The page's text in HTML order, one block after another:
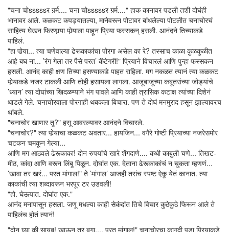
"चना चोsssssर गर्र्म.... चना चोsssssर गर्र्म...." हाक कानावर पडली तशी दोघंही
भानावर आले. कळकट कपड्यातल्या, मानेवरून पोटावर बांधलेल्या पोटलीत चनाचोरचं
साहित्य घेऊन फिरणार्‍या पोर्‍याला पाहून प्रिया फस्सकन् हसली. आनंदने तिच्याकडे
पाहिलं.
"हा पोर्‍या... त्या चणेवाल्या ढेरूकाकांचा पोरगा असेल का रे? तस्साच काळा कुळकुळीत
आहे बघ ना... ’रंग गेला तर पैसे परत’ कॅटेगरी!" प्रियाने विचारलं आणि पुन्हा फस्सकन
हसली. आनंद काही क्षण तिच्या हसण्याकडे पाहत राहिला. मग नकळत त्यानं त्या कळकट
पोर्‍याकडे नजर टाकली आणि तोही हसायला लागला. आजूबाजूच्या कबूतरांच्या जोड्यांचे
’ध्यान’ त्या दोघांच्या खिदळण्याने भंग पावले आणि काही त्रासिक कटाक्ष त्यांच्या दिशेनं
धाडले गेले. चनाचोरवाला पोरगाही थबकला बिचारा. पण ते दोघं मनमुराद हसून झाल्यावरच
थांबले.
"चनाचोर खाणार तू?" हसू आवरल्यावर आनंदने विचारले.
"चनाचोर?" त्या पोर्‍याचा कळकट अवतार... हायजिन... वगैरे गोष्टी प्रियाच्या नजरेसमोर
चटकन चमकून गेल्या...
आणि मग आठवले ढेरूकाका! दोन रुपयांचे खारे शेंगदाणे.... कधी काबुली चणे... तिखट-
मीठ, कांदा आणि वरून लिंबू पिळून. दोघांत एक. देताना ढेरूकाकांचं न चुकता म्हणणं...
’खावा तर खरं... परत मांगाल!" ते ’मांगाल’ आजही तसंच स्पष्ट ऐकू येतं कानात. त्या
काकांची त्या शब्दावरून भरपूर टर उडवली!
"हो. घेऊयात. दोघांत एक."
आनंद मनापासून हसला. जणू मधल्या काही सेकंदांत तिचे विचार कुठेकुठे फिरून आले ते
पाहिलंच होतं त्यानं!
"दोन घ्या की सायब! खाऊन तर बगा.... परत मांगाल!" चनाचोरचा कागदी पुडा प्रियाकडे